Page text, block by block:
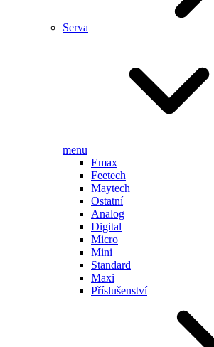
Serva
menu
Emax
Feetech
Maytech
Ostatní
Analog
Digital
Micro
Mini
Standard
Maxi
Příslušenství